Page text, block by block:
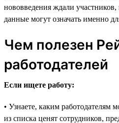
нововведения ждали
данные могут означать именно
Чем полезен
работодателей
Если ищете работу:
• Узнаете, каким работодателям
из списка ценят сотрудников,